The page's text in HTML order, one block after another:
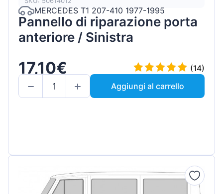
MERCEDES T1 207-410 1977-1995
Pannello di riparazione porta
anteriore / Sinistra
17,10€
(14)
Aggiungi al carrello